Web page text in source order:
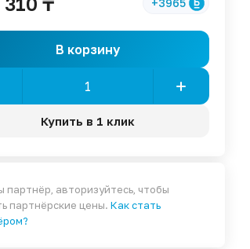
+3965
В корзину
Купить в 1 клик
партнёр, авторизуйтесь, чтобы
партнёрские цены.Как стать